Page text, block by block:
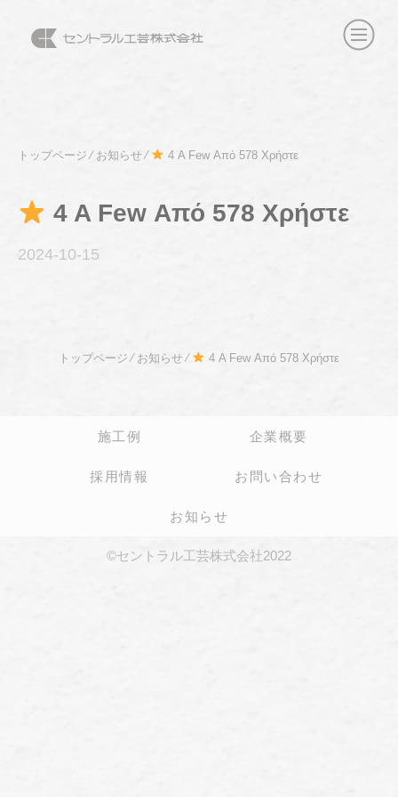
トップページ⁄ お知らせ⁄ 4 A Few Από 578 Χρήστε
4 A Few Από 578 Χρήστε
2024-10-15
トップページ ⁄ お知らせ⁄ 4 A Few Από 578 Χρήστε
施工例 企業概要
採用情報 お問い合わせ
お知らせ
©セントラル工芸株式会社2022